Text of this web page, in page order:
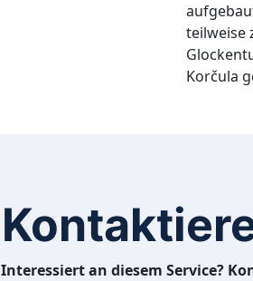
teilweise
Korčula
Interessiert an diesem Service?